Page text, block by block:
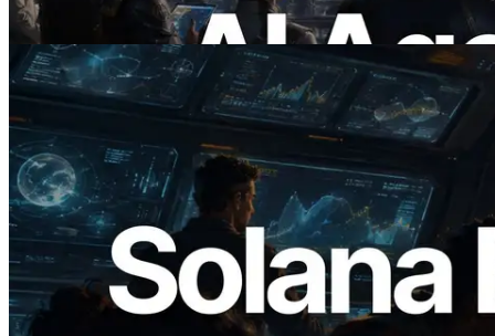
Bu makaleyi oku
2026.05.24